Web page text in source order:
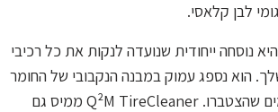
לבן קלאסי.
Q²M TireCleaner היא נוסחה ייחודית שנועדה לנקות את כל רכיבי
הוא נספג עמוק במבנה הנקבובי של החומר
וישחרר לכלוך וזיהומים שהצטברו. Q²M TireCleaner ממיס גם